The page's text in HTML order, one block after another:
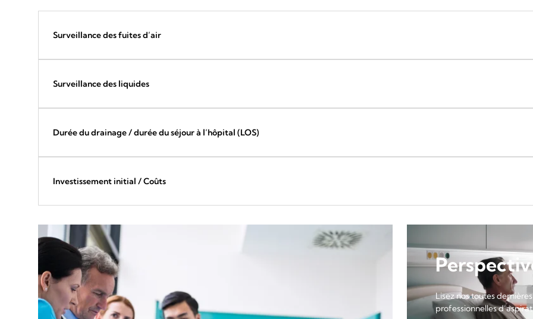
Surveillance des fuites d’air
Surveillance des liquides
Durée du drainage / durée du séjour à l’hôpital (LOS)
Investissement initial / Coûts
Lisez nos toutes
professionnelles